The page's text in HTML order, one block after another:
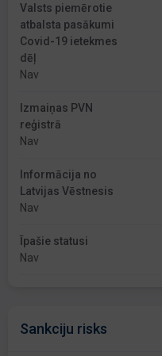
Valsts piemērotie
atbalsta pasākumi
Covid-19 ietekmes
dēļ
Nav
Izmaiņas PVN
reģistrā
Nav
Informācija no
Latvijas Vēstnesis
Nav
Īpašie statusi
Nav
Sankciju risks